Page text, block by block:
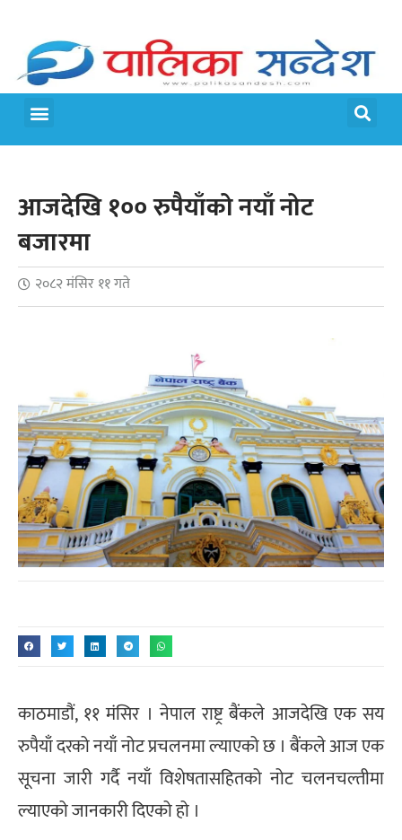
आजदेखि १०० रुपैयाँको नयाँ नोट
बजारमा
२०८२ मंसिर ११ गते
काठमाडौं, ११ मंसिर । नेपाल राष्ट्र बैंकले आजदेखि एक सय
रुपैयाँ दरको नयाँ नोट प्रचलनमा ल्याएको छ । बैंकले आज एक
सूचना जारी गर्दै नयाँ विशेषतासहितको नोट चलनचल्तीमा
ल्याएको जानकारी दिएको हो ।